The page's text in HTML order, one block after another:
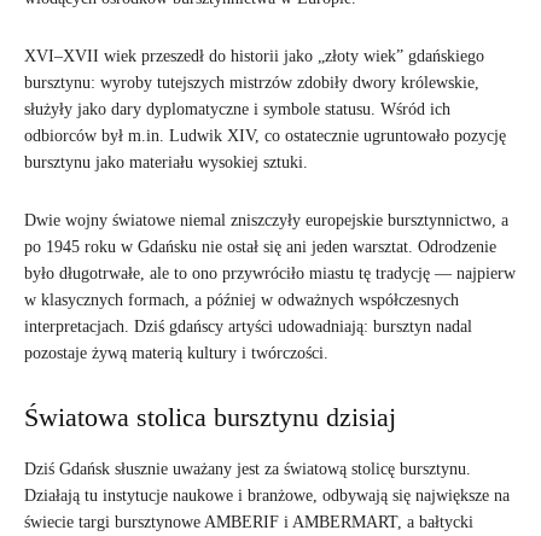
XVI–XVII wiek przeszedł do historii jako „złoty wiek” gdańskiego
bursztynu: wyroby tutejszych mistrzów zdobiły dwory królewskie,
służyły jako dary dyplomatyczne i symbole statusu. Wśród ich
odbiorców był m.in. Ludwik XIV, co ostatecznie ugruntowało pozycję
bursztynu jako materiału wysokiej sztuki.
Dwie wojny światowe niemal zniszczyły europejskie bursztynnictwo, a
po 1945 roku w Gdańsku nie ostał się ani jeden warsztat. Odrodzenie
było długotrwałe, ale to ono przywróciło miastu tę tradycję — najpierw
w klasycznych formach, a później w odważnych współczesnych
interpretacjach. Dziś gdańscy artyści udowadniają: bursztyn nadal
pozostaje żywą materią kultury i twórczości.
Światowa stolica bursztynu dzisiaj
Dziś Gdańsk słusznie uważany jest za światową stolicę bursztynu.
Działają tu instytucje naukowe i branżowe, odbywają się największe na
świecie targi bursztynowe AMBERIF i AMBERMART, a bałtycki